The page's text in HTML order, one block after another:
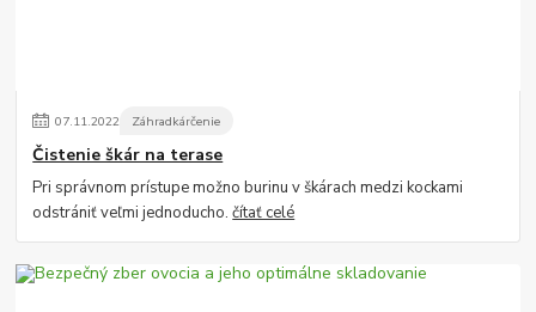
07.11.2022 Záhradkárčenie
Čistenie škár na terase
Pri správnom prístupe možno burinu v škárach medzi kockami
odstrániť veľmi jednoducho.čítať celé